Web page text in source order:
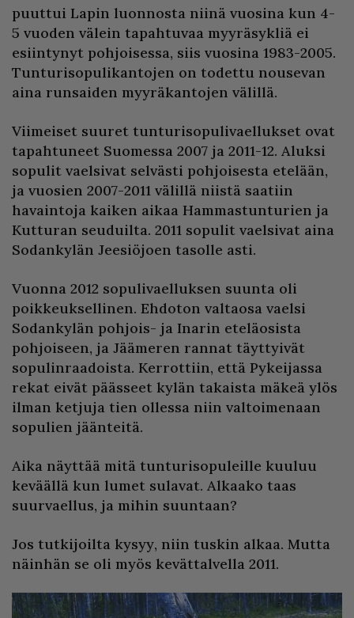
puuttui Lapin luonnosta niinä vuosina kun 4-
5 vuoden välein tapahtuvaa myyräsykliä ei
esiintynyt pohjoisessa, siis vuosina 1983-2005.
Tunturisopulikantojen on todettu nousevan
aina runsaiden myyräkantojen välillä.
Viimeiset suuret tunturisopulivaellukset ovat
tapahtuneet Suomessa 2007 ja 2011-12. Aluksi
sopulit vaelsivat selvästi pohjoisesta etelään,
ja vuosien 2007-2011 välillä niistä saatiin
havaintoja kaiken aikaa Hammastunturien ja
Kutturan seuduilta. 2011 sopulit vaelsivat aina
Sodankylän Jeesiöjoen tasolle asti.
Vuonna 2012 sopulivaelluksen suunta oli
poikkeuksellinen. Ehdoton valtaosa vaelsi
Sodankylän pohjois- ja Inarin eteläosista
pohjoiseen, ja Jäämeren rannat täyttyivät
sopulinraadoista. Kerrottiin, että Pykeijassa
rekat eivät päässeet kylän takaista mäkeä ylös
ilman ketjuja tien ollessa niin valtoimenaan
sopulien jäänteitä.
Aika näyttää mitä tunturisopuleille kuuluu
keväällä kun lumet sulavat. Alkaako taas
suurvaellus, ja mihin suuntaan?
Jos tutkijoilta kysyy, niin tuskin alkaa. Mutta
näinhän se oli myös kevättalvella 2011.